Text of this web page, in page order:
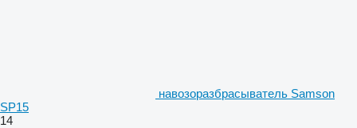
навозоразбрасыватель Samson
SP15
14